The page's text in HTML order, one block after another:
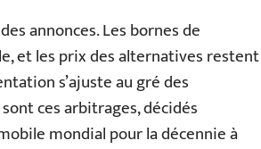
annonces. Les bornes de
et les prix des alternatives restent
s’ajuste au gré des
ces arbitrages, décidés
mondial pour la décennie à